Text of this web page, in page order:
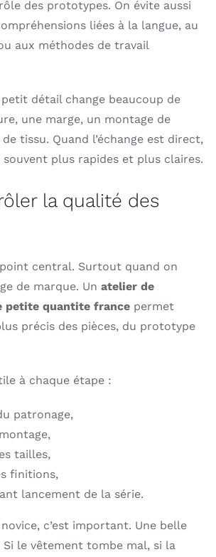
des prototypes. On évite aussi
liées à la langue, au
aux méthodes de travail
détail change beaucoup de
une marge, un montage de
tissu. Quand l’échange est direct,
plus rapides et plus claires.
la qualité des
central. Surtout quand on
de marque. Un atelier de
petite quantite france permet
précis des pièces, du prototype
à chaque étape :
patronage,
tailles,
finitions,
lancement de la série.
c’est important. Une belle
le vêtement tombe mal, si la